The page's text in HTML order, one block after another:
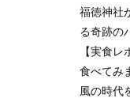
福徳神社
る奇跡の
【実食
食べてみ
風の時代